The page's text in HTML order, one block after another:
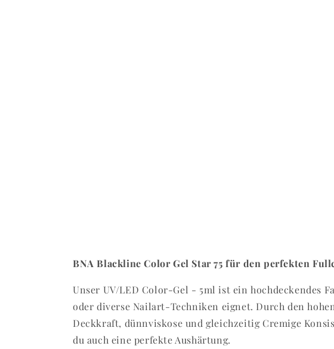
BNA Blackline Color Gel Star 75 für den perfekten
Unser UV/LED Color-Gel - 5ml ist ein hochdeckendes
oder diverse Nailart-Techniken eignet. Durch den
Deckkraft, dünnviskose und gleichzeitig Cremige
du auch eine perfekte Aushärtung.